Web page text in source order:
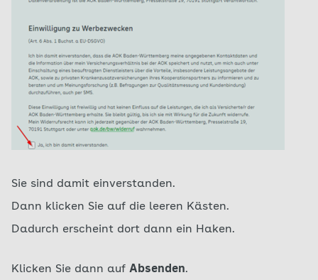
Sie sind damit einverstanden.
Dann klicken Sie auf die leeren Kästen.
Dadurch erscheint dort dann ein Haken.
Klicken Sie dann auf Absenden.